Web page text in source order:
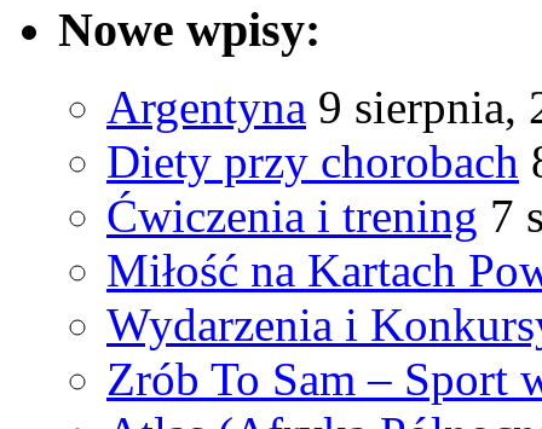
Nowe wpisy:
Argentyna 9 sierpnia,
Diety przy chorobach
Ćwiczenia i trening 7
Miłość na Kartach
Wydarzenia i
Zrób To Sam – Sport